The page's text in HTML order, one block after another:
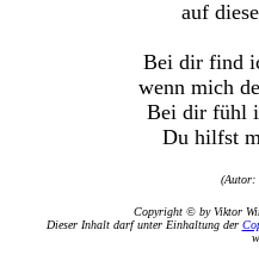
auf
Bei dir find
wenn mich
Bei dir fühl
Du hilfst
(Autor:
Copyright © by Viktor
Dieser Inhalt darf unter Einhaltung der